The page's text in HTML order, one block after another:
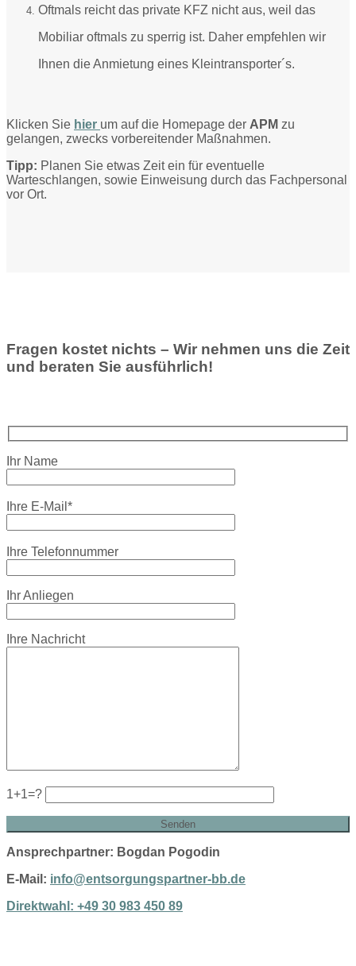
Oftmals reicht das private KFZ nicht aus, weil das
Mobiliar oftmals zu sperrig ist. Daher empfehlen wir
Ihnen die Anmietung eines Kleintransporter´s.
Klicken Sie hier um auf die Homepage der APM zu
gelangen, zwecks vorbereitender Maßnahmen.
Tipp: Planen Sie etwas Zeit ein für eventuelle
Warteschlangen, sowie Einweisung durch das Fachpersonal
vor Ort.
Fragen kostet nichts – Wir nehmen uns die Zeit
und beraten Sie ausführlich!
Ihr Name
Ihre E-Mail*
Ihre Telefonnummer
Ihr Anliegen
Ihre Nachricht
1+1=?
Ansprechpartner: Bogdan Pogodin
E-Mail: info@entsorgungspartner-bb.de
Direktwahl: +49 30 983 450 89